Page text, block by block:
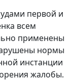
первой и
всем
применены
нормы
инстанции
жалобы.